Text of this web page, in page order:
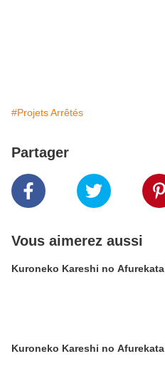
#Projets Arrêtés
Partager
Vous aimerez aussi
Kuroneko Kareshi no Afurekata
Kuroneko Kareshi no Afurekata